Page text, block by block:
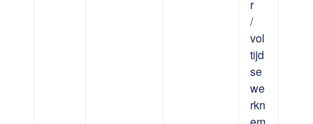
r
/
vol
tijd
se
we
rkn